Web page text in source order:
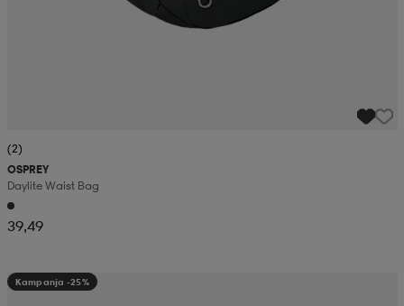
(2)
OSPREY
Daylite Waist Bag
39,49
Kampanja -25%